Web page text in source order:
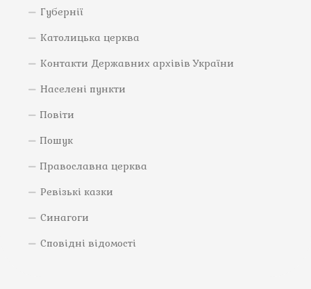
Губернії
Католицька церква
Контакти Державних архівів України
Населені пункти
Повіти
Пошук
Православна церква
Ревізькі казки
Синагоги
Сповідні відомості